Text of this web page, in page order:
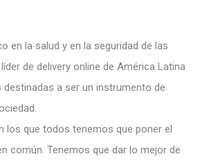
en la salud y en la seguridad de las
de delivery online de América Latina
a ser un instrumento de
los que todos tenemos que poner el
común. Tenemos que dar lo mejor de